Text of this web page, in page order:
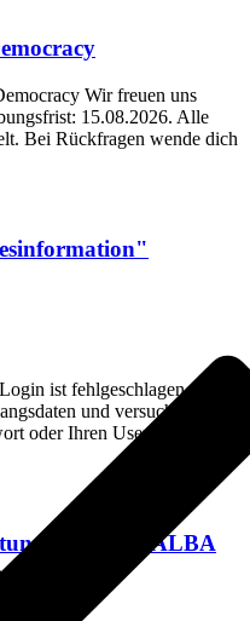
Wir freuen uns
15.08.2026. Alle
Bei Rückfragen wende dich
ist fehlgeschlagen. Bitte
und versuchen Sie
oder Ihren Usernamen
ALBA